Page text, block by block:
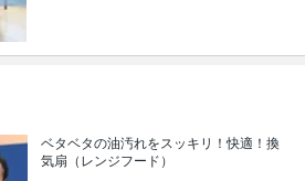
ベタベタの油汚れをスッキリ！快適！換
気扇（レンジフード）